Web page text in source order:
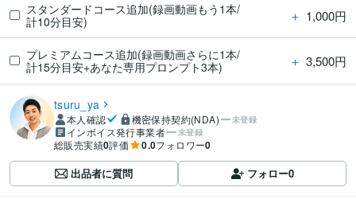
スタンダードコース追加(録画動画もう1本/
計10分目安)
＋ 1,000円
プレミアムコース追加(録画動画さらに1本/
計15分目安+あなた専用プロンプト3本)
＋ 3,500円
tsuru_ya
本人確認 機密保持契約(NDA) 未登録
インボイス発行事業者 未登録
総販売実績0評価 0.0フォロワー0
出品者に質問 フォロー0